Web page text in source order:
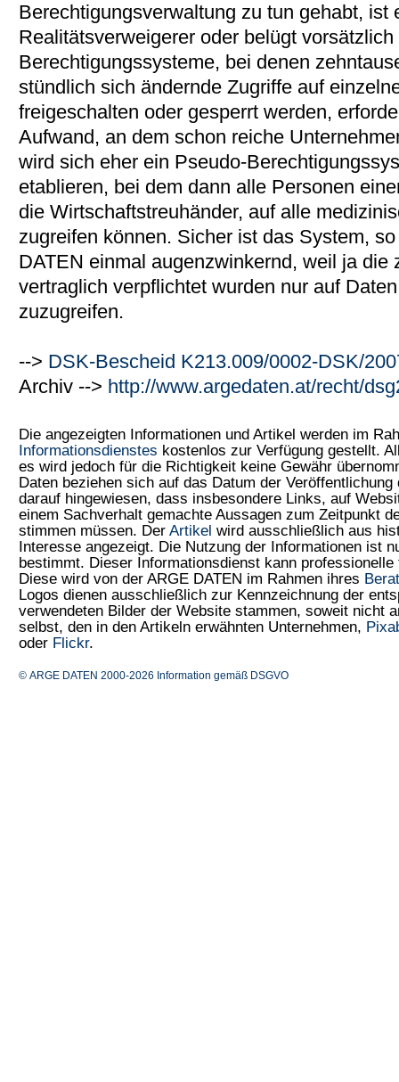
Berechtigungsverwaltung zu tun gehabt, ist
Realitätsverweigerer oder belügt
Berechtigungssysteme, bei denen
stündlich sich ändernde Zugriffe auf
freigeschalten oder gesperrt werden,
Aufwand, an dem schon reiche
wird sich eher ein Pseudo-
etablieren, bei dem dann alle Personen
die Wirtschaftstreuhänder, auf alle
zugreifen können. Sicher ist das System,
DATEN einmal augenzwinkernd, weil ja die
vertraglich verpflichtet wurden nur auf
zuzugreifen.
--> DSK-Bescheid K213.009/0002-DSK/
Archiv --> http://www.argedaten.at/recht/
Die angezeigten Informationen und Artikel werden im
Informationsdienstes kostenlos zur Verfügung gestellt.
es wird jedoch für die Richtigkeit keine Gewähr
Daten beziehen sich auf das Datum der
darauf hingewiesen, dass insbesondere Links, auf
einem Sachverhalt gemachte Aussagen zum Zeitpunkt
stimmen müssen. Der Artikel wird ausschließlich aus
Interesse angezeigt. Die Nutzung der Informationen ist
bestimmt. Dieser Informationsdienst kann
Diese wird von der ARGE DATEN im Rahmen ihres
Logos dienen ausschließlich zur Kennzeichnung der
verwendeten Bilder der Website stammen, soweit nicht
selbst, den in den Artikeln erwähnten Unternehmen,
oder Flickr.
© ARGE DATEN 2000-2026 Information gemäß DSGVO